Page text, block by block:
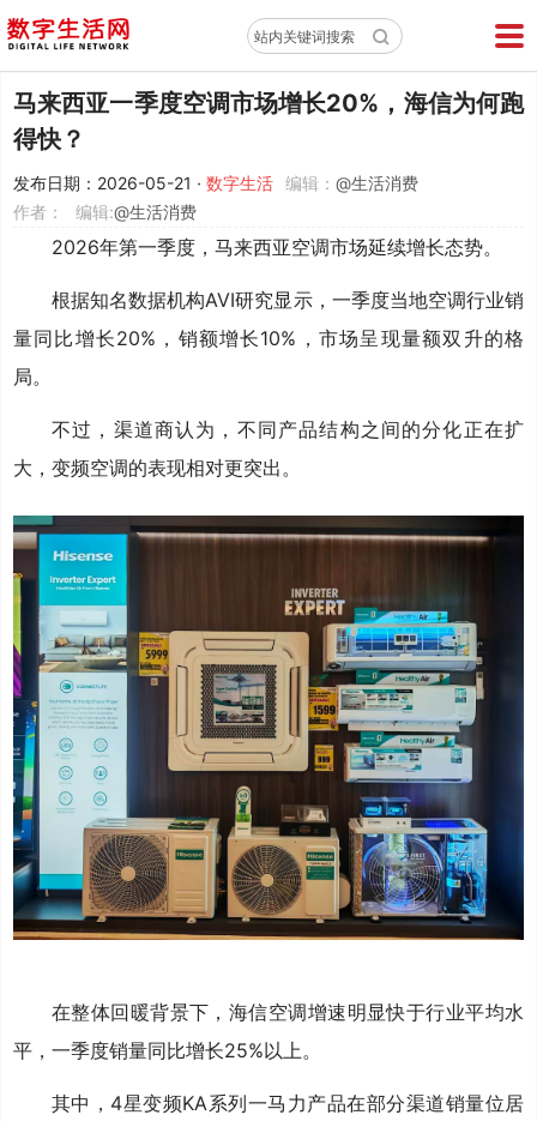
站内关键词搜索 X
马来西亚一季度空调市场增长20%，海信为何跑
得快？
发布日期：2026-05-21 · 数字生活 编辑： @生活消费
作者：
编辑:@生活消费
2026年第一季度，马来西亚空调市场延续增长态势。
根据知名数据机构AVI研究显示，一季度当地空调行业销
量同比增长20%，销额增长10%，市场呈现量额双升的格
局。
不过，渠道商认为，不同产品结构之间的分化正在扩
大，变频空调的表现相对更突出。
在整体回暖背景下，海信空调增速明显快于行业平均水
平，一季度销量同比增长25%以上。
其中，4星变频KA系列一马力产品在部分渠道销量位居